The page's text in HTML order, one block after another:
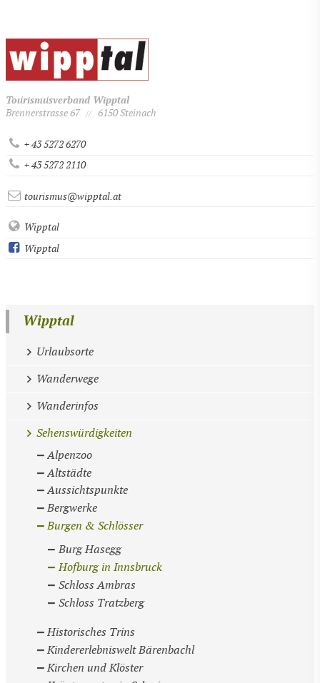
Tourismusverband Wipptal
Brennerstrasse 67 // 6150 Steinach
+ 43 5272 6270
+ 43 5272 2110
tourismus@wipptal.at
Wipptal
Wipptal
Wipptal
Urlaubsorte
Wanderwege
Wanderinfos
Sehenswürdigkeiten
Alpenzoo
Altstädte
Aussichtspunkte
Bergwerke
Burgen & Schlösser
Burg Hasegg
Hofburg in Innsbruck
Schloss Ambras
Schloss Tratzberg
Historisches Trins
Kindererlebniswelt Bärenbachl
Kirchen und Klöster